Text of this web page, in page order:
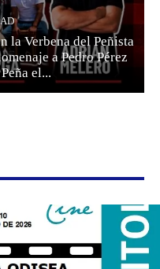
la Verbena del Peñista
a Pedro Pérez
el...